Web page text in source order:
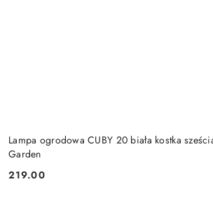
Lampa ogrodowa CUBY 20 biała kostka
Garden
Cena:
219.00